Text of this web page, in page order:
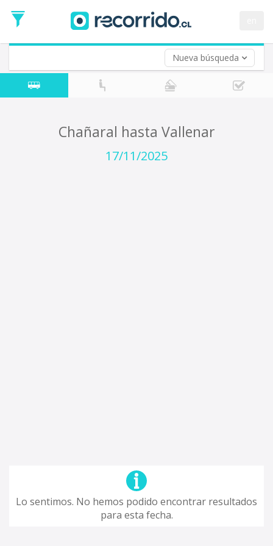
Nueva búsqueda
de
Ida
Vuelta (opcional)
Fecha
de
Chañaral hasta Vallenar
17/11/2025
Lo sentimos. No hemos podido encontrar resultados
para esta fecha.